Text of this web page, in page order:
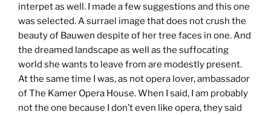
interpet as well. I made a few suggestions and this one
was selected. A surrael image that does not crush the
beauty of Bauwen despite of her tree faces in one. And
the dreamed landscape as well as the suffocating
world she wants to leave from are modestly present.
At the same time I was, as not opera lover, ambassador
of The Kamer Opera House. When I said, I am probably
not the one because I don’t even like opera, they said